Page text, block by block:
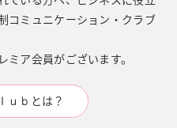
コミュニケーション・クラブ
ア会員がございます。
ｕｂとは？